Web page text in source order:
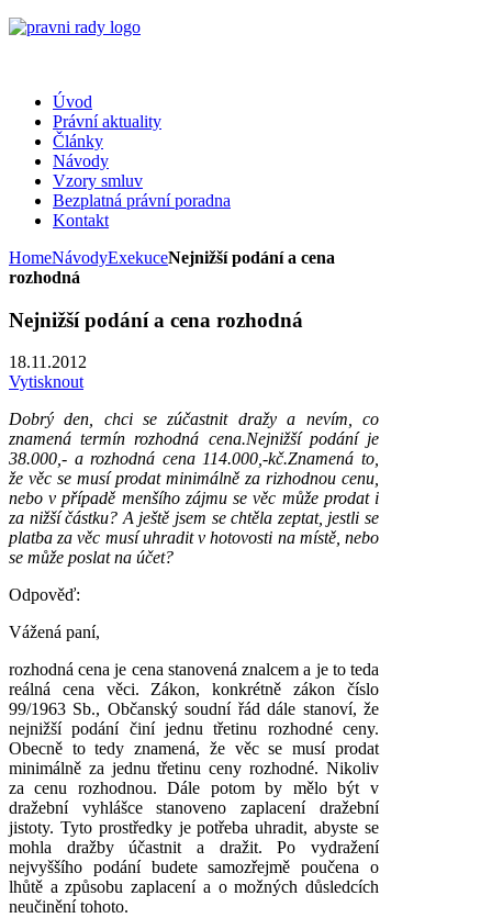
Úvod
Právní aktuality
Články
Návody
Vzory smluv
Bezplatná právní poradna
Kontakt
HomeNávodyExekuceNejnižší podání a cena
rozhodná
Nejnižší podání a cena rozhodná
18.11.2012
Vytisknout
Dobrý den, chci se zúčastnit dražy a nevím, co
znamená termín rozhodná cena.Nejnižší podání je
38.000,- a rozhodná cena 114.000,-kč.Znamená to,
že věc se musí prodat minimálně za rizhodnou cenu,
nebo v případě menšího zájmu se věc může prodat i
za nižší částku? A ještě jsem se chtěla zeptat, jestli se
platba za věc musí uhradit v hotovosti na místě, nebo
se může poslat na účet?
Odpověď:
Vážená paní,
rozhodná cena je cena stanovená znalcem a je to teda
reálná cena věci. Zákon, konkrétně zákon číslo
99/1963 Sb., Občanský soudní řád dále stanoví, že
nejnižší podání činí jednu třetinu rozhodné ceny.
Obecně to tedy znamená, že věc se musí prodat
minimálně za jednu třetinu ceny rozhodné. Nikoliv
za cenu rozhodnou. Dále potom by mělo být v
dražební vyhlášce stanoveno zaplacení dražební
jistoty. Tyto prostředky je potřeba uhradit, abyste se
mohla dražby účastnit a dražit. Po vydražení
nejvyššího podání budete samozřejmě poučena o
lhůtě a způsobu zaplacení a o možných důsledcích
neučinění tohoto.